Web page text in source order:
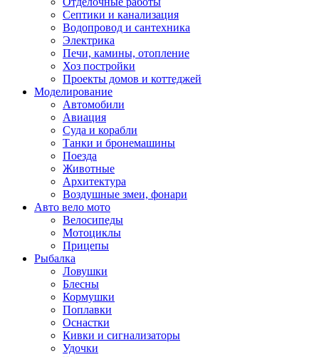
Септики и канализация
Водопровод и сантехника
Электрика
Печи, камины, отопление
Хоз постройки
Проекты домов и коттеджей
Моделирование
Автомобили
Авиация
Суда и корабли
Танки и бронемашины
Поезда
Животные
Архитектура
Воздушные змеи, фонари
Авто вело мото
Велосипеды
Мотоциклы
Прицепы
Рыбалка
Ловушки
Блесны
Кормушки
Поплавки
Оснастки
Кивки и сигнализаторы
Удочки